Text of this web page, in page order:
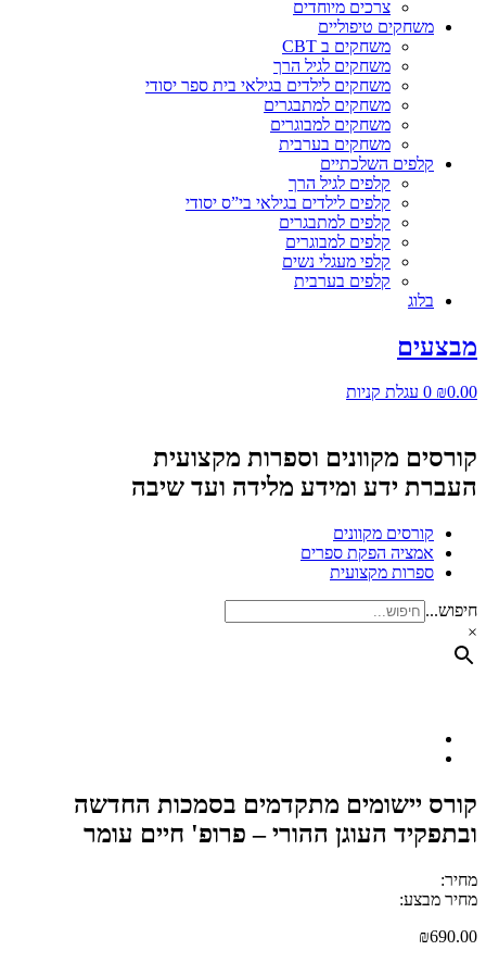
צרכים מיוחדים
משחקים טיפוליים
משחקים ב CBT
משחקים לגיל הרך
משחקים לילדים בגילאי בית ספר יסודי
משחקים למתבגרים
משחקים למבוגרים
משחקים בערבית
קלפים השלכתיים
קלפים לגיל הרך
קלפים לילדים בגילאי בי”ס יסודי
קלפים למתבגרים
קלפים למבוגרים
קלפי מעגלי נשים
קלפים בערבית
בלוג
מבצעים
₪0.00
0 עגלת קניות
קורסים מקוונים וספרות מקצועית
העברת ידע ומידע מלידה ועד שיבה
קורסים מקוונים
אמציה הפקת ספרים
ספרות מקצועית
חיפוש...
×
קורס יישומים מתקדמים בסמכות החדשה
ובתפקיד העוגן ההורי – פרופ' חיים עומר
מחיר:
מחיר מבצע:
₪690.00